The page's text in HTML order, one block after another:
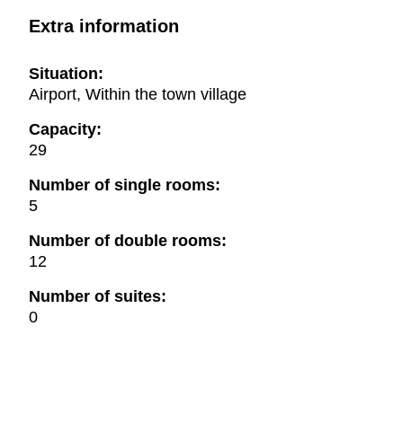
Extra information
Situation:
Airport, Within the town village
Capacity:
29
Number of single rooms:
5
Number of double rooms:
12
Number of suites:
0